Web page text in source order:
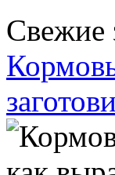
Свежие